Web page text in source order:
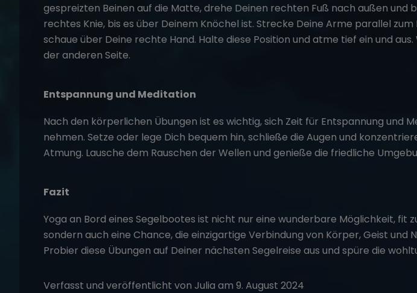
gespreizten Beinen auf die Matte, drehe Deinen rechten Fuß nach außen und
rechtes Knie, bis es über Deinem Knöchel ist. Strecke Deine Arme parallel zum
schaue über Deine rechte Hand. Halte diese Position und atme tief ein und
der anderen Seite.
Entspannung und Meditation
Nach den körperlichen Übungen ist es wichtig, sich Zeit für Entspannung und
nehmen. Setze oder lege Dich bequem hin, schließe die Augen und
Atmung. Lausche dem Rauschen der Wellen und genieße die friedliche
Fazit
Yoga an Bord eines Segelbootes ist nicht nur eine wunderbare Möglichkeit, fit
sondern auch eine Chance, die einzigartige Verbindung von Körper, Geist und
Probier diese Übungen auf Deiner nächsten Segelreise aus und spüre die
Verfasst und veröffentlicht von Julia am 9. August 2024